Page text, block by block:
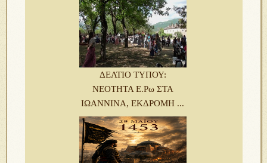
ΔΕΛΤΙΟ ΤΥΠΟΥ:
ΝΕΟΤΗΤΑ Ε.Ρω ΣΤΑ
ΙΩΑΝΝΙΝΑ, ΕΚΔΡΟΜΗ ...